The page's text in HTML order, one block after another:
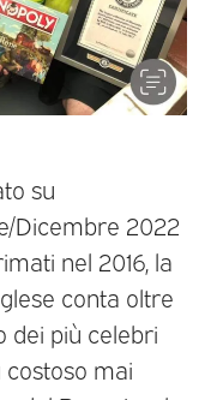
su
Dicembre 2022
nel 2016, la
conta oltre
dei più celebri
costoso mai